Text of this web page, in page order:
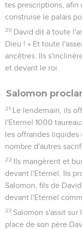
tes prescriptions,
construise le palais
20 David dit à toute
Dieu ! » Et toute
ancêtres. Ils
et devant le roi.
Salomon
21 Le lendemain, ils
l'Eternel 1000
les offrandes liquides
nombre d'autres
22 Ils mangèrent et
devant l'Eternel. Ils
Salomon, fils de
devant l'Eternel
23 Salomon s'assit
place de son père